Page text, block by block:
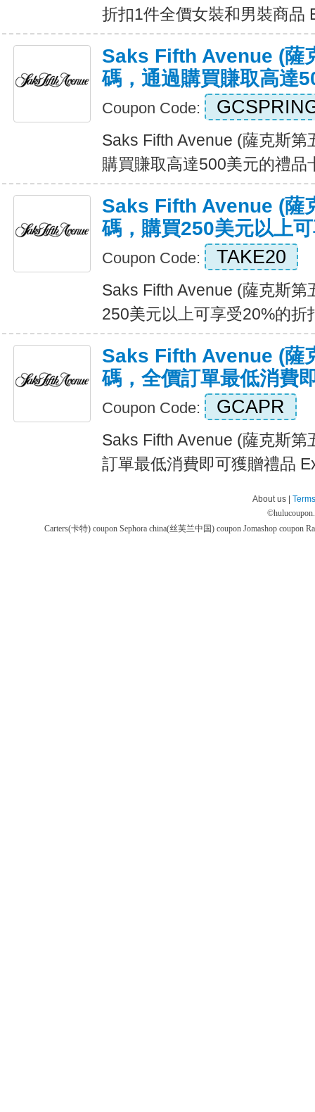
折扣1件全價女裝和男裝商品
Saks Fifth Avenue (薩
碼，通過購買賺取高達
Coupon Code:
Saks Fifth Avenue (薩克斯第
購買賺取高達500美元的禮品
Saks Fifth Avenue (薩
碼，購買250美元以上
Coupon Code: TAKE20
Saks Fifth Avenue (薩克斯第
250美元以上可享受20%的折
Saks Fifth Avenue (薩
碼，全價訂單最低消費
Coupon Code: GCAPR
Saks Fifth Avenue (薩克斯第
訂單最低消費即可獲贈禮品
About us |
©
Carters(卡特) coupon Sephora china(丝芙兰中国) coupon Jomashop coupon